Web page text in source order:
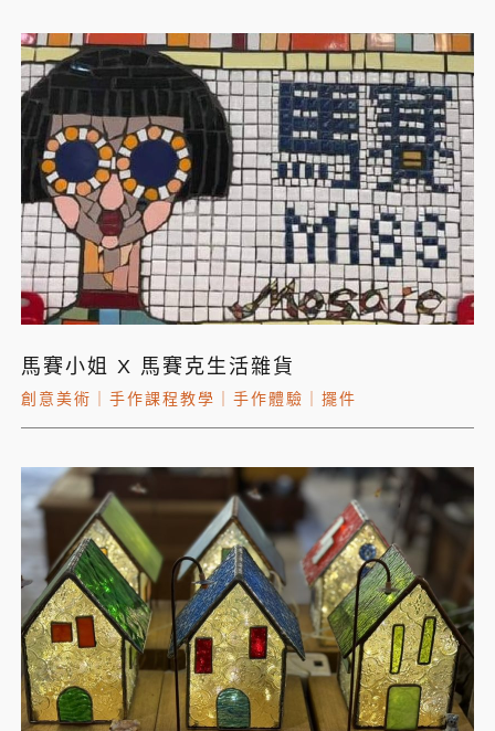
馬賽小姐 X 馬賽克生活雜貨
創意美術 手作課程教學 手作體驗 擺件